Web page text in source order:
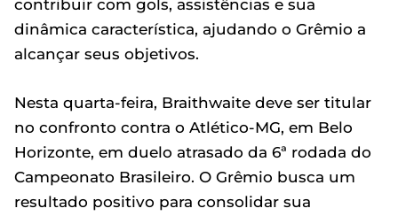
contribuir com gols, assistências e sua
dinâmica característica, ajudando o Grêmio a
alcançar seus objetivos.
Nesta quarta-feira, Braithwaite deve ser titular
no confronto contra o Atlético-MG, em Belo
Horizonte, em duelo atrasado da 6ª rodada do
Campeonato Brasileiro. O Grêmio busca um
resultado positivo para consolidar sua